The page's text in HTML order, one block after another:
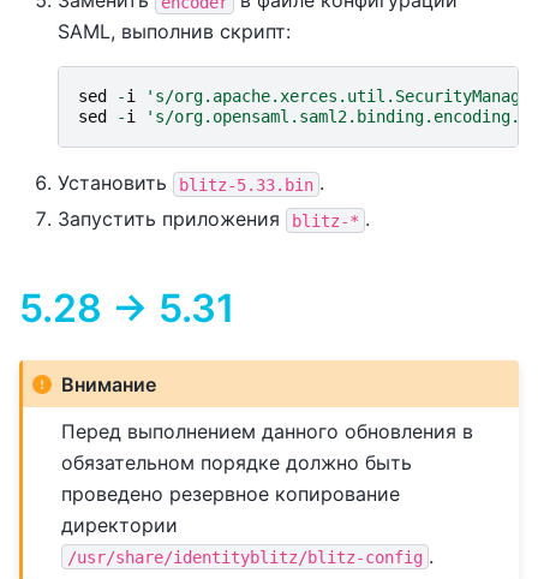
SAML, выполнив скрипт:
sed -i
's/
sed
-i 's/
Установить blitz-5.33.bin .
Запустить приложения
blitz-* .
5.28 -> 5.31
Внимание
Перед выполнением данного обновления в
обязательном порядке должно быть
проведено резервное копирование
директории
/usr/share/identityblitz/blitz-config .